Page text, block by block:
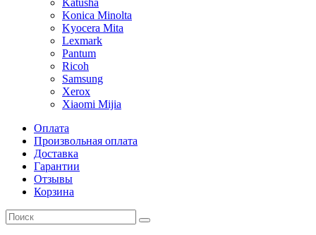
Katusha
Konica Minolta
Kyocera Mita
Lexmark
Pantum
Ricoh
Samsung
Xerox
Xiaomi Mijia
Оплата
Произвольная оплата
Доставка
Гарантии
Отзывы
Корзина